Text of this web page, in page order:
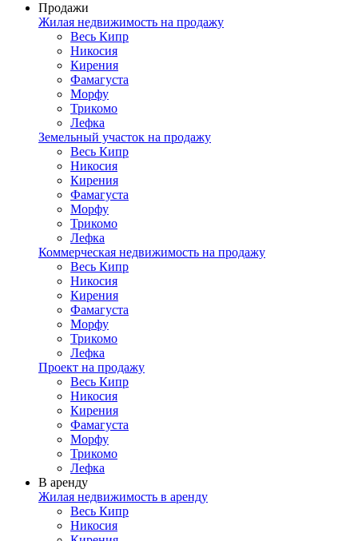
Продажи
Жилая недвижимость на продажу
Весь Кипр
Никосия
Кирения
Фамагуста
Морфу
Трикомо
Лефка
Земельный участок на продажу
Весь Кипр
Никосия
Кирения
Фамагуста
Морфу
Трикомо
Лефка
Коммерческая недвижимость на продажу
Весь Кипр
Никосия
Кирения
Фамагуста
Морфу
Трикомо
Лефка
Проект на продажу
Весь Кипр
Никосия
Кирения
Фамагуста
Морфу
Трикомо
Лефка
В аренду
Жилая недвижимость в аренду
Весь Кипр
Никосия